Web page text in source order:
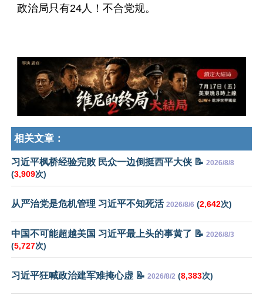
政治局只有24人！不合党规。
相关文章：
习近平枫桥经验完败 民众一边倒挺西平大侠 📝 2026/8/8
(3,909次)
从严治党是危机管理 习近平不知死活 2026/8/6 (2,642次)
中国不可能超越美国 习近平最上头的事黄了 📝 2026/8/3
(5,727次)
习近平狂喊政治建军难掩心虚 📝 2026/8/2 (8,383次)